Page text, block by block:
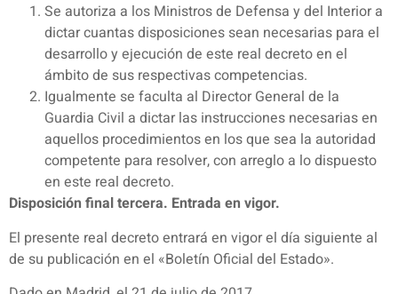
Se autoriza a los Ministros de Defensa y del Interior a
dictar cuantas disposiciones sean necesarias para el
desarrollo y ejecución de este real decreto en el
ámbito de sus respectivas competencias.
Igualmente se faculta al Director General de la
Guardia Civil a dictar las instrucciones necesarias en
aquellos procedimientos en los que sea la autoridad
competente para resolver, con arreglo a lo dispuesto
en este real decreto.
Disposición final tercera. Entrada en vigor.
El presente real decreto entrará en vigor el día siguiente al
de su publicación en el «Boletín Oficial del Estado».